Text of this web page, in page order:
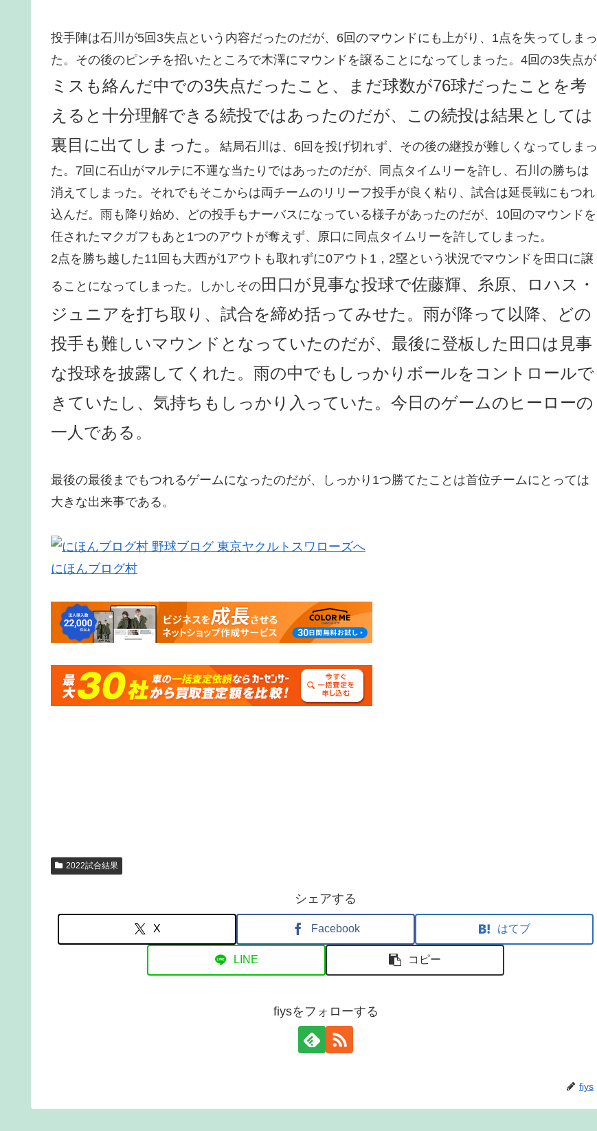
投手陣は石川が5回3失点という内容だったのだが、6回のマウンドにも上がり、1点を失ってしまっ
た。その後のピンチを招いたところで木澤にマウンドを譲ることになってしまった。4回の3失点が
ミスも絡んだ中での3失点だったこと、まだ球数が76球だったことを考
えると十分理解できる続投ではあったのだが、この続投は結果としては
裏目に出てしまった。
結局石川は、6回を投げ切れず、その後の継投が難しくなってしまっ
た。7回に石山がマルテに不運な当たりではあったのだが、同点タイムリーを許し、石川の勝ちは
消えてしまった。それでもそこからは両チームのリリーフ投手が良く粘り、試合は延長戦にもつれ
込んだ。雨も降り始め、どの投手もナーバスになっている様子があったのだが、10回のマウンドを
任されたマクガフもあと1つのアウトが奪えず、原口に同点タイムリーを許してしまった。
2点を勝ち越した11回も大西が1アウトも取れずに0アウト1，2塁という状況でマウンドを田口に譲
ることになってしまった。しかしその田口が見事な投球で佐藤輝、糸原、ロハス・
ジュニアを打ち取り、試合を締め括ってみせた。雨が降って以降、どの
投手も難しいマウンドとなっていたのだが、最後に登板した田口は見事
な投球を披露してくれた。雨の中でもしっかりボールをコントロールで
きていたし、気持ちもしっかり入っていた。今日のゲームのヒーローの
一人である。
最後の最後までもつれるゲームになったのだが、しっかり1つ勝てたことは首位チームにとっては
大きな出来事である。
にほんブログ村
2022試合結果
シェアする
X Facebook はてブ
LINE コピー
fiysをフォローする
fiys